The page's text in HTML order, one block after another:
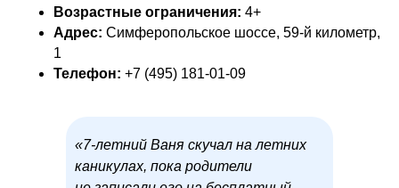
Возрастные ограничения: 4+
Адрес: Симферопольское шоссе, 59-й километр,
1
Телефон: +7 (495) 181-01-09
«7-летний Ваня скучал на летних
каникулах, пока родители